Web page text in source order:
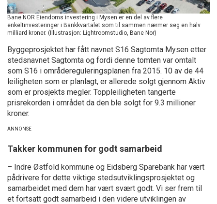
Bane NOR Eiendoms investering i Mysen er en del av flere
enkeltinvesteringer i Bankkvartalet som til sammen nærmer seg en halv
milliard kroner. (Illustrasjon: Lightroomstudio, Bane Nor)
Byggeprosjektet har fått navnet S16 Sagtomta Mysen etter
stedsnavnet Sagtomta og fordi denne tomten var omtalt
som S16 i områdereguleringsplanen fra 2015. 10 av de 44
leiligheten som er planlagt, er allerede solgt gjennom Aktiv
som er prosjekts megler. Toppleiligheten tangerte
prisrekorden i området da den ble solgt for 9.3 millioner
kroner.
Takker kommunen for godt samarbeid
– Indre Østfold kommune og Eidsberg Sparebank har vært
pådrivere for dette viktige stedsutviklingsprosjektet og
samarbeidet med dem har vært svært godt. Vi ser frem til
et fortsatt godt samarbeid i den videre utviklingen av